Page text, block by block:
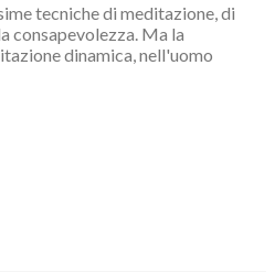
tecniche di meditazione, di
consapevolezza. Ma la
dinamica, nell'uomo